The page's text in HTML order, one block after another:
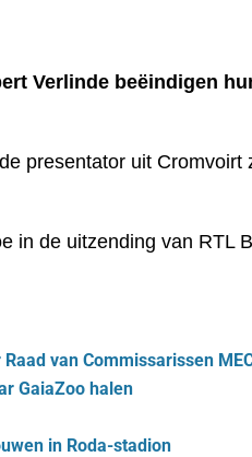
Verlinde beëindigen
presentator uit
in de uitzending van RTL
van Commissarissen
GaiaZoo halen
in Roda-stadion